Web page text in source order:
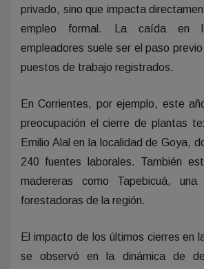
privado, sino que impacta
empleo formal. La caída en
empleadores suele ser el paso
puestos de trabajo registrados.
En Corrientes, por ejemplo, este
preocupación el cierre de plantas
Emilio Alal en la localidad de Goya,
240 fuentes laborales. También
madereras como Tapebicuá,
forestadoras de la región.
El impacto de los últimos cierres en
se observó en la dinámica de